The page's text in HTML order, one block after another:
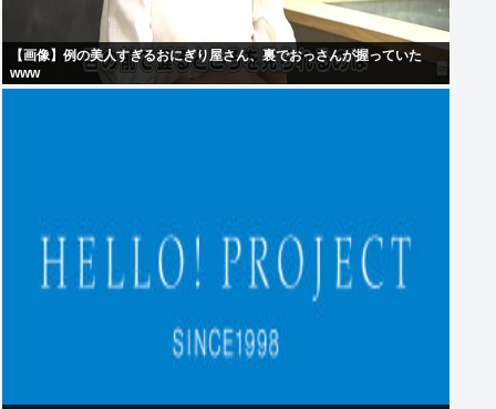
【画像】例の美人すぎるおにぎり屋さん、裏でおっさんが握っていた
www